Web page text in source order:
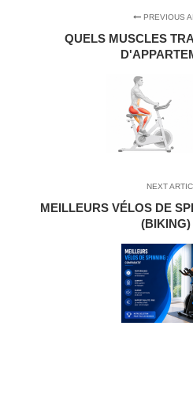
PREVIOUS
QUELS MUSCLES
NEXT
MEILLEURS VÉLOS DE
(BIKING)